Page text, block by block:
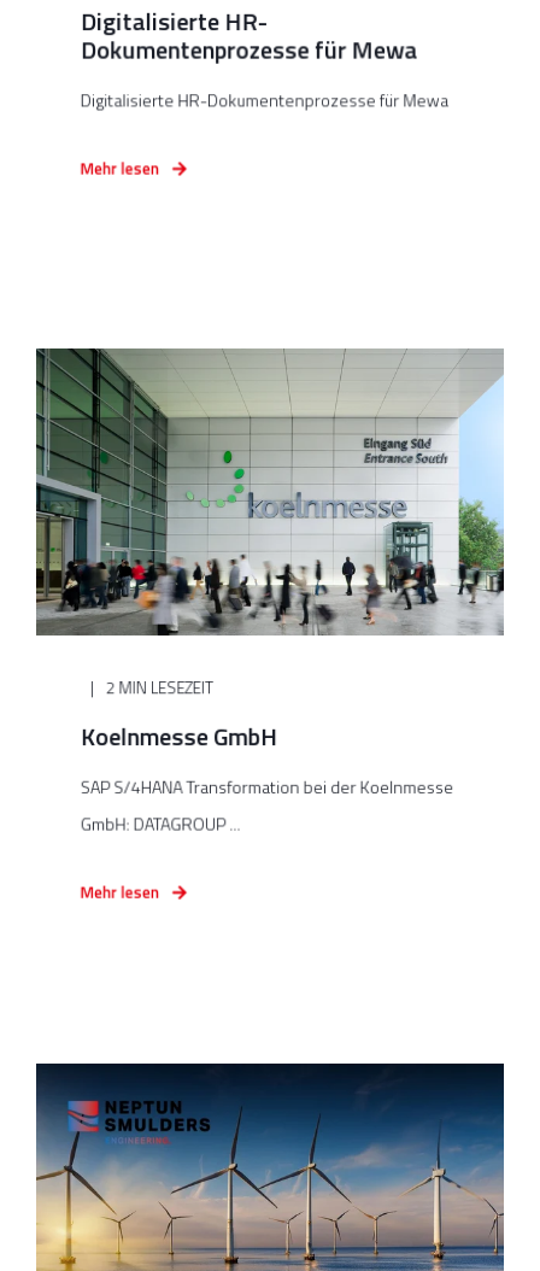
Digitalisierte HR-
Dokumentenprozesse für Mewa
Digitalisierte HR-Dokumentenprozesse für Mewa
Mehr lesen
2 MIN LESEZEIT
Koelnmesse GmbH
SAP S/4HANA Transformation bei der Koelnmesse
GmbH: DATAGROUP ...
Mehr lesen